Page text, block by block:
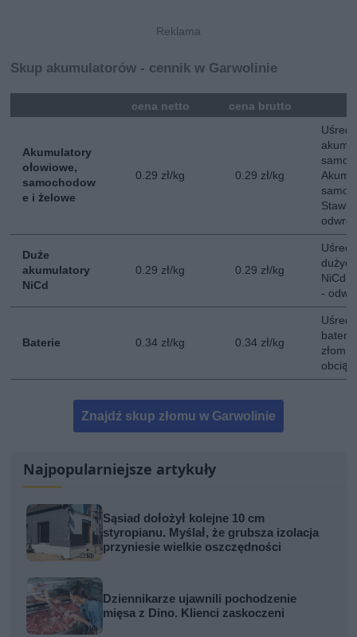
Skup akumulatorów - cennik w Garwolinie
cena netto cena brutto
Akumulatory
ołowiowe,
samochodow
e i żelowe
0.29 zł/kg 0.29 zł/kg
Duże
akumulatory
NiCd
0.29 zł/kg 0.29 zł/kg
NiCd.
-
Baterie 0.34 zł/kg 0.34 zł/kg
złom
Znajdź skup złomu w Garwolinie
Najpopularniejsze artykuły
Sąsiad dołożył kolejne 10 cm
styropianu. Myślał, że grubsza izolacja
przyniesie wielkie oszczędności
Dziennikarze ujawnili pochodzenie
mięsa z Dino. Klienci zaskoczeni